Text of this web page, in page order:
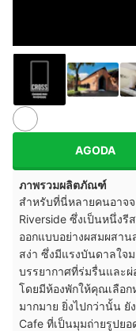
AGODA
ภาพรวมผลิตภัณฑ์
สำหรับที่นี่หลายคนอาจ
Riverside ซึ่งเป็นหนึ่งรี
ออกแบบอย่างผสมผสา
สง่า ซึ่งมีแรงบันดาลใจ
บรรยากาศที่ร่มรื่นและผ่
โดยมีห้องพักให้คุณเลือ
มากมาย ยิ่งไปกว่านั้น ยั
Cafe ที่เป็นมุมถ่ายรูปย